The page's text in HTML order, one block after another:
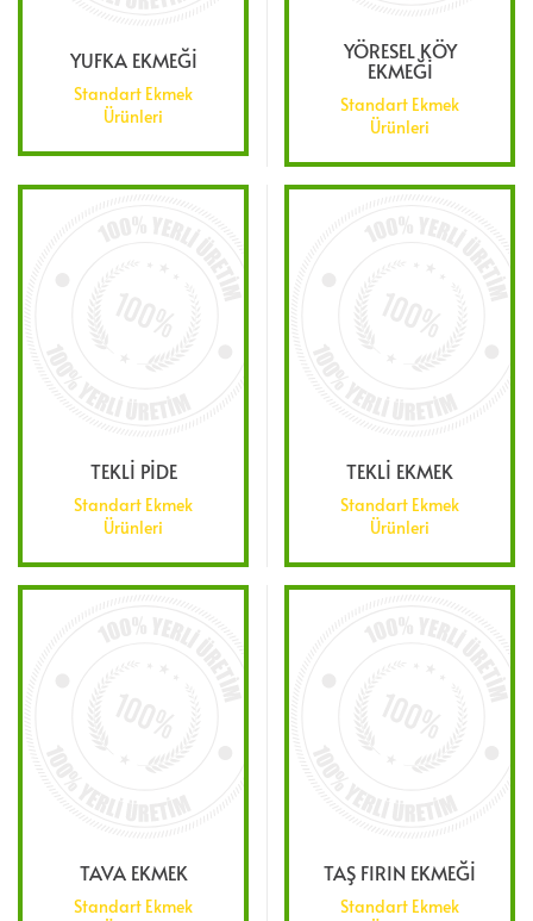
YUFKA EKMEĞİ
Standart Ekmek
Ürünleri
YÖRESEL KÖY
EKMEĞİ
Standart Ekmek
Ürünleri
TEKLİ PİDE
Standart Ekmek
Ürünleri
TEKLİ EKMEK
Standart Ekmek
Ürünleri
TAVA EKMEK
Standart Ekmek
TAŞ FIRIN EKMEĞİ
Standart Ekmek